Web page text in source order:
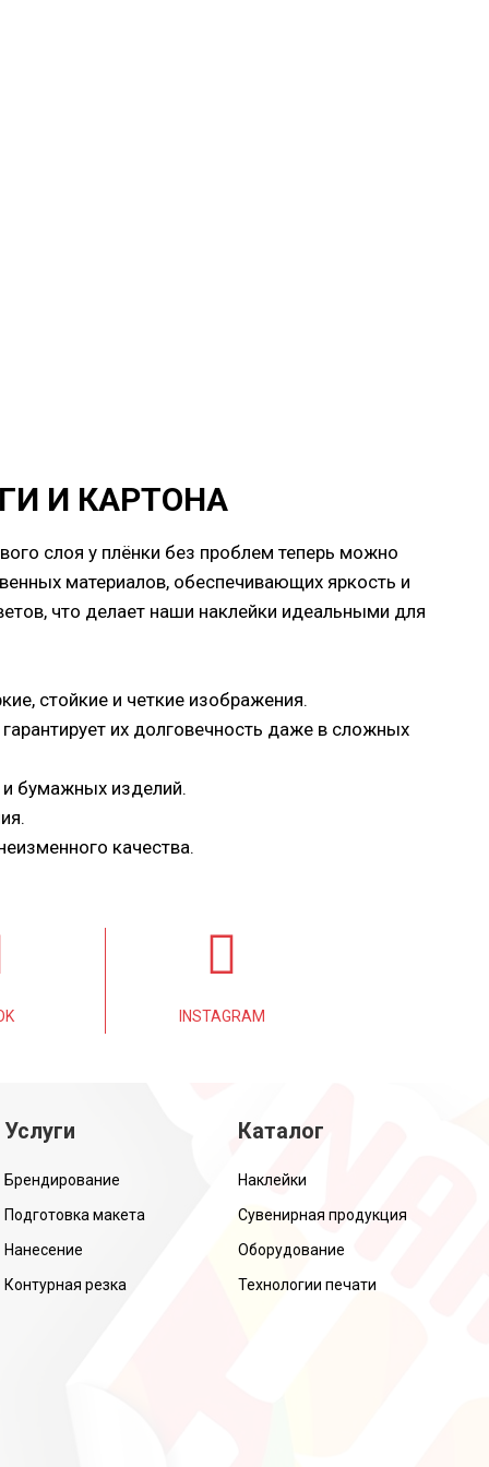
И КАРТОНА
слоя у плёнки без проблем теперь можно
материалов, обеспечивающих яркость и
что делает наши наклейки идеальными для
стойкие и четкие изображения.
их долговечность даже в сложных
бумажных изделий.
качества.
INSTAGRAM
Услуги
Брендирование
Подготовка макета
Нанесение
Контурная резка
Каталог
Наклейки
Сувенирная продукция
Оборудование
Технологии печати